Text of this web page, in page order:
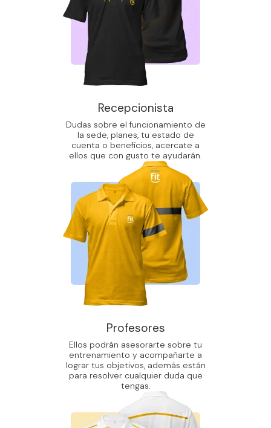
Recepcionista
Dudas sobre el funcionamiento de
la sede, planes, tu estado de
cuenta o beneficios, acercate a
ellos que con gusto te ayudarán.
Profesores
Ellos podrán asesorarte sobre tu
entrenamiento y acompañarte a
lograr tus objetivos, además están
para resolver cualquier duda que
tengas.